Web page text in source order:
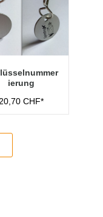
ierung
20,70 CHF*